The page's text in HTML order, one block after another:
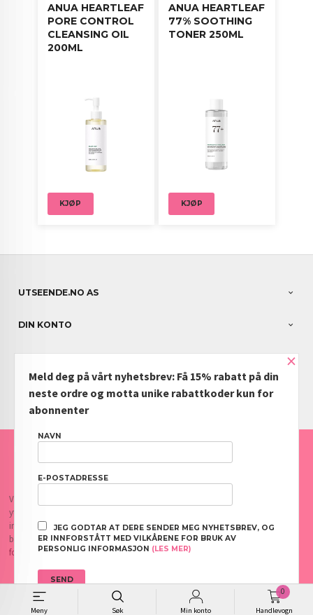
Meny Søk Min konto Handlevogn
0
ANUA HEARTLEAF
PORE CONTROL
CLEANSING OIL
200ML
KJØP
ANUA HEARTLEAF
77% SOOTHING
TONER 250ML
KJØP
UTSEENDE.NO AS
DIN KONTO
NYHETSBREV
PARTNERE
FRAKT KJØPSBETINGELSER SIKKERHET OG PERSONVERN
Vår nettbutikk bruker cookies slik at du får en bedre kjøpsopplevelse og vi kan
yte deg bedre service. Vi bruker cookies hovedsaklig til å lagre
innloggingsdetaljer og huske hva du har puttet i handlekurven din. Fortsett å
bruke siden som normalt om du godtar dette.Les merellerendre innstillinger
for cookies.
×
Meld deg på vårt nyhetsbrev: Få 15% rabatt på din
neste ordre og motta unike rabattkoder kun for
abonnenter
NAVN
E-POSTADRESSE
JEG GODTAR AT DERE SENDER MEG NYHETSBREV, OG
ER INNFORSTÅTT MED VILKÅRENE FOR BRUK AV
PERSONLIG INFORMASJON (LES MER)
// B2B form additional text